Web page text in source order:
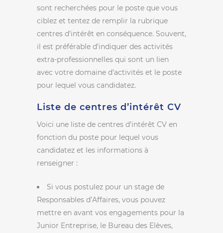
sont recherchées pour le poste que vous
ciblez et tentez de remplir la rubrique
centres d’intérêt en conséquence. Souvent,
il est préférable d’indiquer des activités
extra-professionnelles qui sont un lien
avec votre domaine d’activités et le poste
pour lequel vous candidatez.
Liste de centres d’intérêt CV
Voici une liste de centres d’intérêt CV en
fonction du poste pour lequel vous
candidatez et les informations à
renseigner :
Si vous postulez pour un stage de
Responsables d’Affaires, vous pouvez
mettre en avant vos engagements pour la
Junior Entreprise, le Bureau des Elèves,